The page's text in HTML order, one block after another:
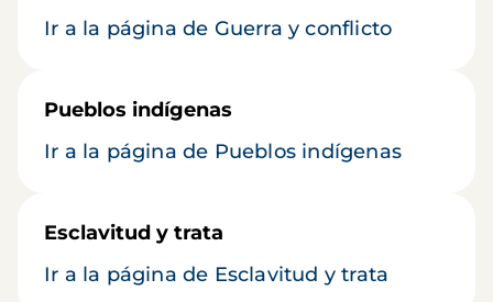
Ir a la página de Guerra y conflicto
Pueblos indígenas
Ir a la página de Pueblos indígenas
Esclavitud y trata
Ir a la página de Esclavitud y trata